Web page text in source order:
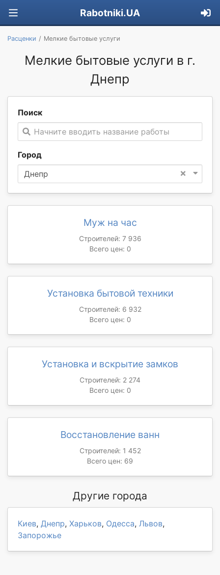
Rabotniki.UA
Расценки Мелкие бытовые услуги
Мелкие бытовые услуги в г.
Днепр
Поиск
Начните вводить название работы
Город
×
Днепр
Муж на час
Строителей: 7 936
Всего цен: 0
Установка бытовой техники
Строителей: 6 932
Всего цен: 0
Установка и вскрытие замков
Строителей: 2 274
Всего цен: 0
Восстановление ванн
Строителей: 1 452
Всего цен: 69
Другие города
Киев, Днепр, Харьков, Одесса, Львов,
Запорожье